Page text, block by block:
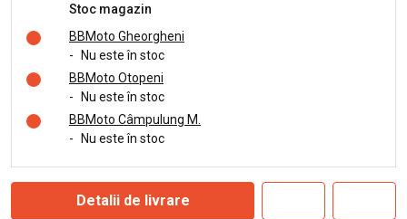
Stoc magazin
BBMoto Gheorgheni
-
Nu este în stoc
BBMoto Otopeni
-
Nu este în stoc
BBMoto Câmpulung M.
-
Nu este în stoc
Detalii de livrare